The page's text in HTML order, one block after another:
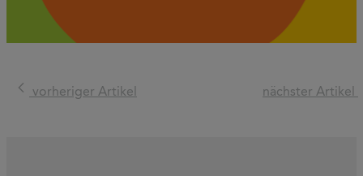
vorheriger Artikel nächster Artikel